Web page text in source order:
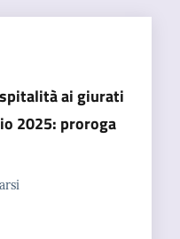
ai giurati
2025: proroga